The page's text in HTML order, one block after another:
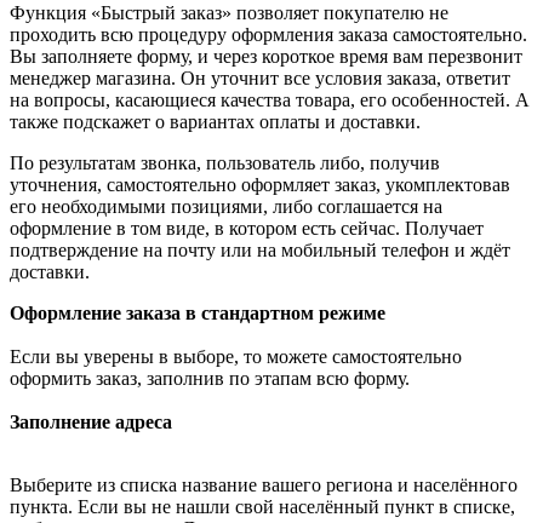
Функция «Быстрый заказ» позволяет покупателю не
проходить всю процедуру оформления заказа самостоятельно.
Вы заполняете форму, и через короткое время вам перезвонит
менеджер магазина. Он уточнит все условия заказа, ответит
на вопросы, касающиеся качества товара, его особенностей. А
также подскажет о вариантах оплаты и доставки.
По результатам звонка, пользователь либо, получив
уточнения, самостоятельно оформляет заказ, укомплектовав
его необходимыми позициями, либо соглашается на
оформление в том виде, в котором есть сейчас. Получает
подтверждение на почту или на мобильный телефон и ждёт
доставки.
Оформление заказа в стандартном режиме
Если вы уверены в выборе, то можете самостоятельно
оформить заказ, заполнив по этапам всю форму.
Заполнение адреса
Выберите из списка название вашего региона и населённого
пункта. Если вы не нашли свой населённый пункт в списке,